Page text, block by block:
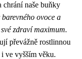
chrání naše buňky
ovoce a
zdraví maximum.
převážně rostlinnou
ve vyšším věku.